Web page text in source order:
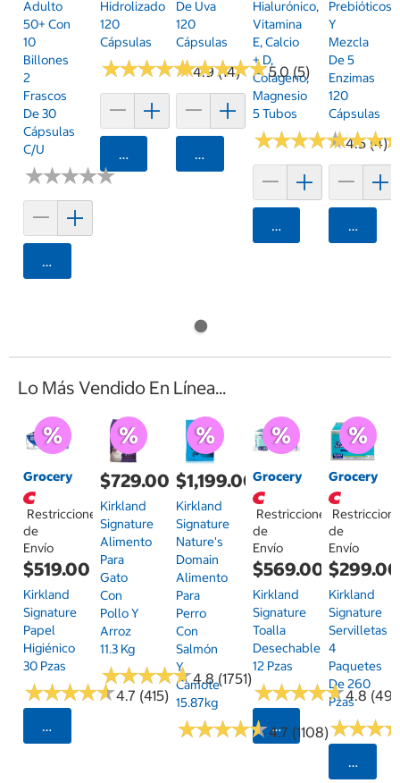
Adulto
50+ Con
10
Billones
2
Frascos
De 30
Cápsulas
C/u
★★★★★
★★★★★
Agregar
Hidrolizado
120
Cápsulas
★★★★★
★★★★★4.9 (14)
Agregar
De Uva
120
Cápsulas
★★★★★
★★★★★5.0 (5)
Agregar
Hialurónico,
Vitamina
E, Calcio
+ D,
Colágeno,
Magnesio
5 Tubos
★★★★★
★★★★★4.5 (4)
Agregar
Prebióticos
Y
Mezcla
De 5
Enzimas
120
Cápsulas
★★★
★★★
Lo Más Vendido En Línea...
Grocery
Restricciones
de
Envío
$519.00
Kirkland
Signature
Papel
Higiénico
30 Pzas
★★★★★
★★★★★4.7 (415)
Seleccionar Código Postal
$729.00
Kirkland
Signature
Alimento
Para
Gato
Con
Pollo Y
Arroz
11.3 Kg
★★★★★
★★★★★4.8 (1751)
$1,199.00
Kirkland
Signature
Nature's
Domain
Alimento
Para
Perro
Con
Salmón
Y
Camote
15.87kg
★★★★★
★★★★★4.7 (1108)
Grocery
Restricciones
de
Envío
$569.00
Kirkland
Signature
Toalla
Desechable
12 Pzas
★★★★★
★★★★★4.8
Seleccionar
Grocery
de
Envío
$299.00
Kirkland
Signature
Servilletas
4
Paquetes
De 260
Pzas
★★★
★★★